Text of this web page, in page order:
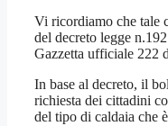
Vi ricordiamo che tale
del decreto legge
Gazzetta ufficiale 222
In base al decreto, il
richiesta dei cittadini
del tipo di caldaia che